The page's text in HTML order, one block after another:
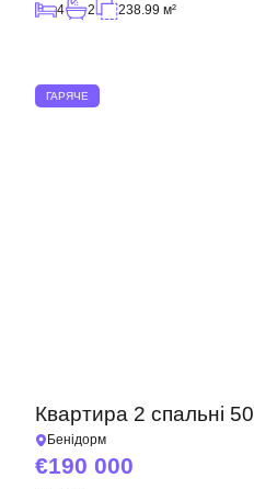
4 2 238.99 м²
ГАРЯЧЕ
Квартира 2 спальні
Бенідорм
190 000